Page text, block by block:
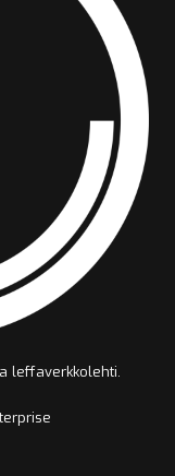
leffaverkkolehti.